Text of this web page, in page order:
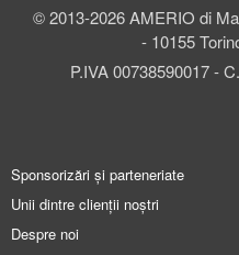
© 2013-2026 AMERIO di
- 10155
P.IVA 00738590017 -
Sponsorizări și parteneriate
Unii dintre clienții noștri
Despre noi